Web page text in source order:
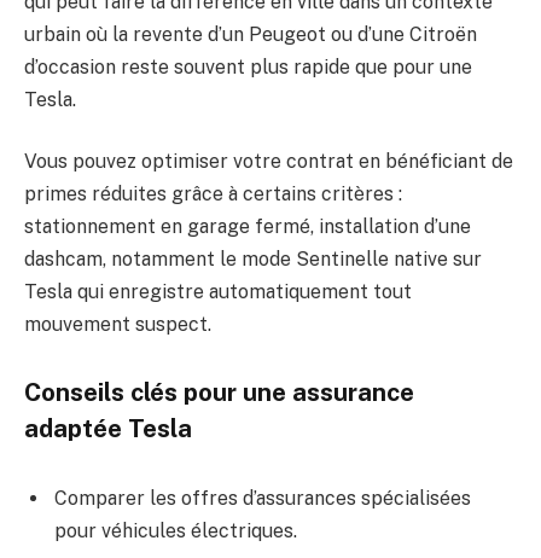
urbain où la revente d’un Peugeot ou d’une Citroën
d’occasion reste souvent plus rapide que pour une
Tesla.
Vous pouvez optimiser votre contrat en bénéficiant de
primes réduites grâce à certains critères :
stationnement en garage fermé, installation d’une
dashcam, notamment le mode Sentinelle native sur
Tesla qui enregistre automatiquement tout
mouvement suspect.
Conseils clés pour une assurance
adaptée Tesla
Comparer les offres d’assurances spécialisées
pour véhicules électriques.